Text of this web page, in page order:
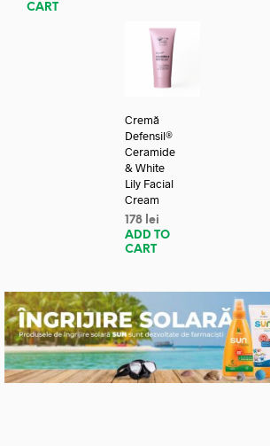
CART
Cremă
Defensil®
Ceramide
& White
Lily Facial
Cream
178 lei
ADD TO
CART